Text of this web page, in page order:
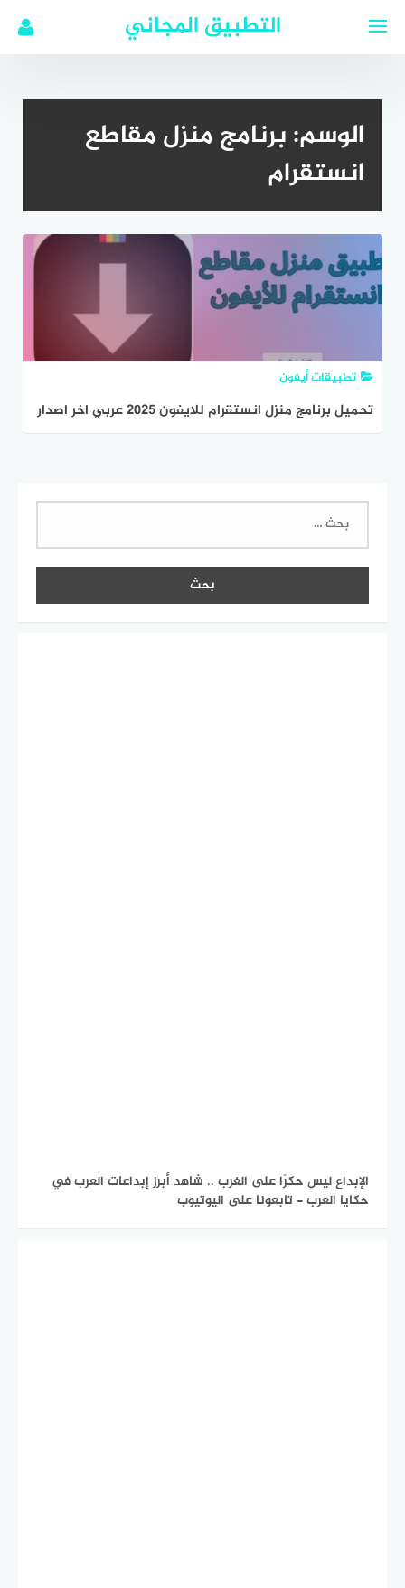
التطبيق المجاني
الوسم:برنامج منزل مقاطع
انستقرام
تطبيقات أيفون
تحميل برنامج منزل انستقرام للايفون 2025 عربي اخر اصدار
البحث
الإبداع ليس حكرًا على الغرب .. شاهد أبرز إبداعات العرب في
حكايا العرب - تابعونا على اليوتيوب